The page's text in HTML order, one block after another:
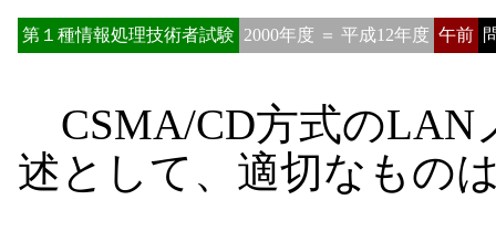
第１種情報処理技術者試験 2000年度 ＝ 平成12年度 午前
CSMA/CD方式のLAN
述として、適切なもの